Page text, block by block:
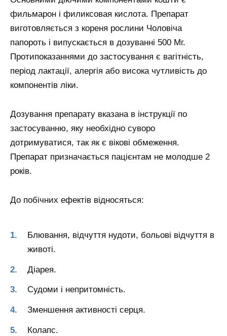
фильмарон і филиксовая кислота. Препарат
виготовляється з кореня рослини Чоловіча
папороть і випускається в дозуванні 500 Мг.
Протипоказаннями до застосування є вагітність,
період лактації, алергія або висока чутливість до
компонентів ліки.
Дозування препарату вказана в інструкції по
застосуванню, яку необхідно суворо
дотримуватися, так як є вікові обмеження.
Препарат призначається пацієнтам не молодше 2
років.
До побічних ефектів відносяться:
Блювання, відчуття нудоти, больові відчуття в
животі.
Діарея.
Судоми і непритомність.
Зменшення активності серця.
Колапс.